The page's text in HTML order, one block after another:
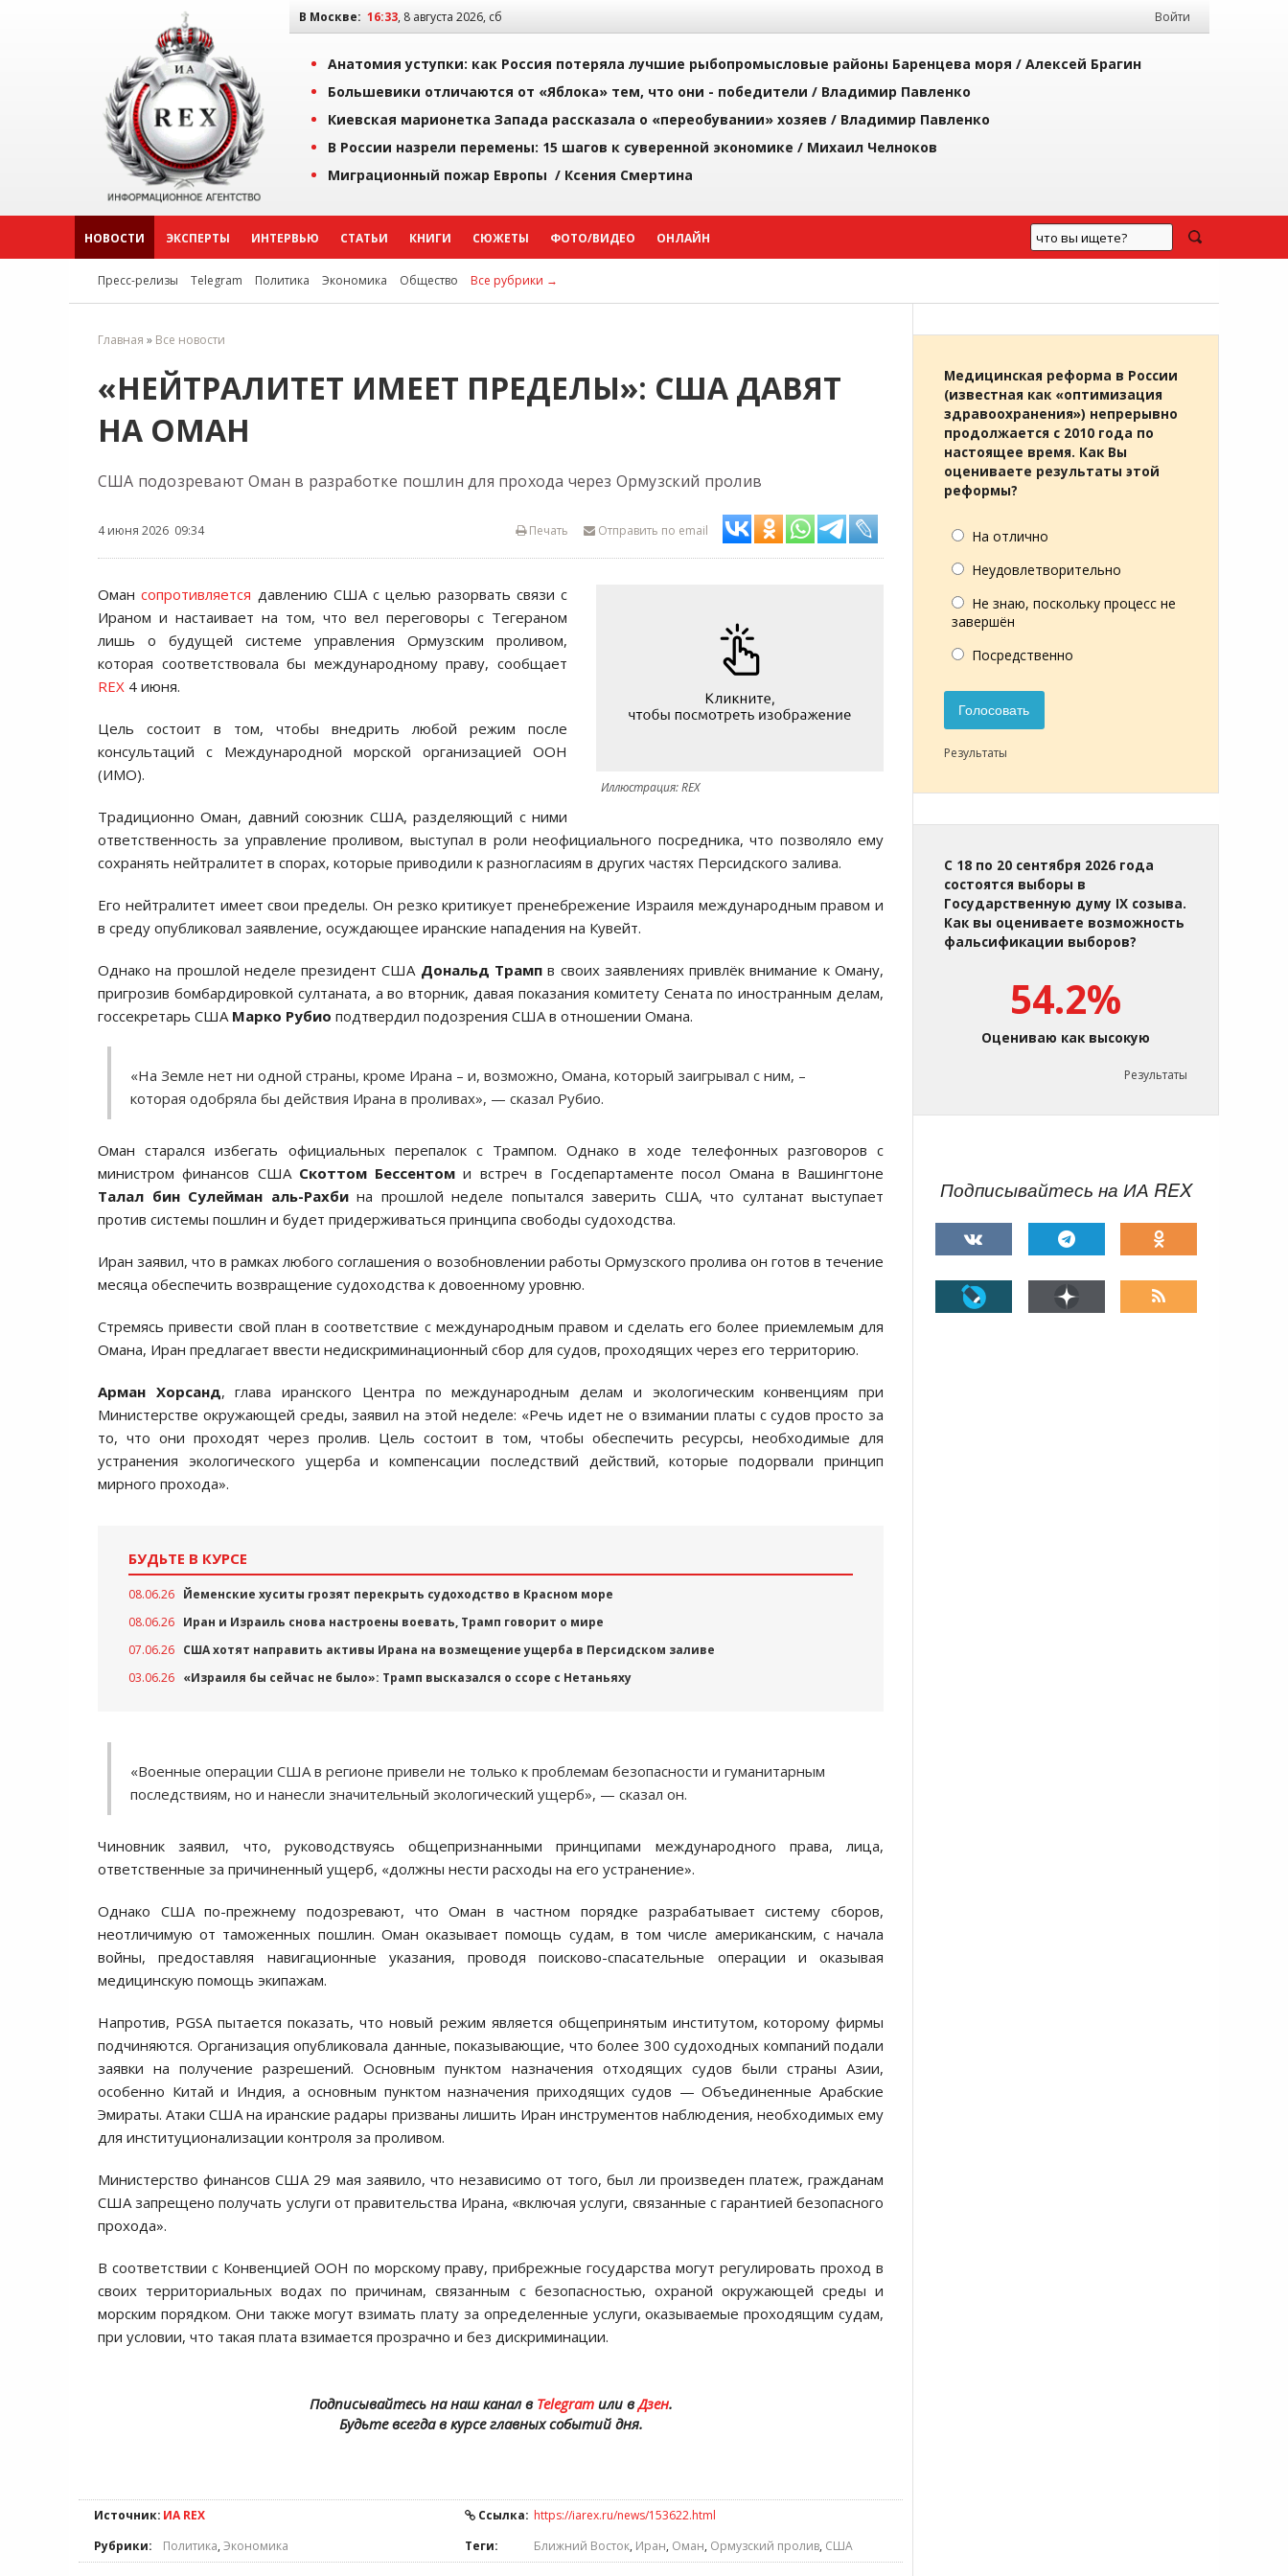
В Москве: 16:33, 8 августа 2026, сб Войти
Анатомия уступки: как Россия потеряла лучшие рыбопромысловые районы Баренцева моря / Алексей Брагин
Большевики отличаются от «Яблока» тем, что они - победители / Владимир Павленко
Киевская марионетка Запада рассказала о «переобувании» хозяев / Владимир Павленко
В России назрели перемены: 15 шагов к суверенной экономике / Михаил Челноков
Миграционный пожар Европы / Ксения Смертина
НОВОСТИ ЭКСПЕРТЫ ИНТЕРВЬЮ СТАТЬИ КНИГИ СЮЖЕТЫ ФОТО/ВИДЕО ОНЛАЙН
Пресс-релизы Telegram Политика Экономика Общество Все рубрики →
Главная » Все новости
«НЕЙТРАЛИТЕТ ИМЕЕТ ПРЕДЕЛЫ»: США ДАВЯТ
НА ОМАН
США подозревают Оман в разработке пошлин для прохода через Ормузский пролив
4 июня 2026 09:34 Отправить по email
Печать
Иллюстрация: REX
Омансопротивляется давлению США с целью разорвать связи с
Ираном и настаивает на том, что вел переговоры с Тегераном
лишь о будущей системе управления Ормузским проливом,
которая соответствовала бы международному праву, сообщает
REX 4 июня.
Цель состоит в том, чтобы внедрить любой режим после
консультаций с Международной морской организацией ООН
(ИМО).
Традиционно Оман, давний союзник США, разделяющий с ними
ответственность за управление проливом, выступал в роли неофициального посредника, что позволяло ему
сохранять нейтралитет в спорах, которые приводили к разногласиям в других частях Персидского залива.
Его нейтралитет имеет свои пределы. Он резко критикует пренебрежение Израиля международным правом и
в среду опубликовал заявление, осуждающее иранские нападения на Кувейт.
Однако на прошлой неделе президент США Дональд Трамп в своих заявлениях привлёк внимание к Оману,
пригрозив бомбардировкой султаната, а во вторник, давая показания комитету Сената по иностранным делам,
госсекретарь США Марко Рубио подтвердил подозрения США в отношении Омана.
«На Земле нет ни одной страны, кроме Ирана – и, возможно, Омана, который заигрывал с ним, –
которая одобряла бы действия Ирана в проливах», — сказал Рубио.
Оман старался избегать официальных перепалок с Трампом. Однако в ходе телефонных разговоров с
министром финансов США Скоттом Бессентом и встреч в Госдепартаменте посол Омана в Вашингтоне
Талал бин Сулейман аль-Рахбина прошлой неделе попытался заверить США, что султанат выступает
против системы пошлин и будет придерживаться принципа свободы судоходства.
Иран заявил, что в рамках любого соглашения о возобновлении работы Ормузского пролива он готов в течение
месяца обеспечить возвращение судоходства к довоенному уровню.
Стремясь привести свой план в соответствие с международным правом и сделать его более приемлемым для
Омана, Иран предлагает ввести недискриминационный сбор для судов, проходящих через его территорию.
Арман Хорсанд, глава иранского Центра по международным делам и экологическим конвенциям при
Министерстве окружающей среды, заявил на этой неделе: «Речь идет не о взимании платы с судов просто за
то, что они проходят через пролив. Цель состоит в том, чтобы обеспечить ресурсы, необходимые для
устранения экологического ущерба и компенсации последствий действий, которые подорвали принцип
мирного прохода».
БУДЬТЕ В КУРСЕ
08.06.26 Йеменские хуситы грозят перекрыть судоходство в Красном море
08.06.26 Иран и Израиль снова настроены воевать, Трамп говорит о мире
07.06.26 США хотят направить активы Ирана на возмещение ущерба в Персидском заливе
03.06.26 «Израиля бы сейчас не было»: Трамп высказался о ссоре с Нетаньяху
«Военные операции США в регионе привели не только к проблемам безопасности и гуманитарным
последствиям, но и нанесли значительный экологический ущерб», — сказал он.
Чиновник заявил, что, руководствуясь общепризнанными принципами международного права, лица,
ответственные за причиненный ущерб, «должны нести расходы на его устранение».
Однако США по-прежнему подозревают, что Оман в частном порядке разрабатывает систему сборов,
неотличимую от таможенных пошлин. Оман оказывает помощь судам, в том числе американским, с начала
войны, предоставляя навигационные указания, проводя поисково-спасательные операции и оказывая
медицинскую помощь экипажам.
Напротив, PGSA пытается показать, что новый режим является общепринятым институтом, которому фирмы
подчиняются. Организация опубликовала данные, показывающие, что более 300 судоходных компаний подали
заявки на получение разрешений. Основным пунктом назначения отходящих судов были страны Азии,
особенно Китай и Индия, а основным пунктом назначения приходящих судов — Объединенные Арабские
Эмираты. Атаки США на иранские радары призваны лишить Иран инструментов наблюдения, необходимых ему
для институционализации контроля за проливом.
Министерство финансов США 29 мая заявило, что независимо от того, был ли произведен платеж, гражданам
США запрещено получать услуги от правительства Ирана, «включая услуги, связанные с гарантией безопасного
прохода».
В соответствии с Конвенцией ООН по морскому праву, прибрежные государства могут регулировать проход в
своих территориальных водах по причинам, связанным с безопасностью, охраной окружающей среды и
морским порядком. Они также могут взимать плату за определенные услуги, оказываемые проходящим судам,
при условии, что такая плата взимается прозрачно и без дискриминации.
Подписывайтесь на наш канал в Telegramили вДзен.
Будьте всегда в курсе главных событий дня.
Источник: ИА REX Ссылка: https://iarex.ru/news/153622.html
Рубрики:
Политика, Экономика Теги: Ближний Восток, Иран, Оман, Ормузский пролив, США
Медицинская реформа в России
(известная как «оптимизация
здравоохранения») непрерывно
продолжается с 2010 года по
настоящее время. Как Вы
оцениваете результаты этой
реформы?
На отлично
Неудовлетворительно
Не знаю, поскольку процесс не
завершён
Посредственно
Голосовать
Результаты
С 18 по 20 сентября 2026 года
состоятся выборы в
Государственную думу IX созыва.
Как вы оцениваете возможность
фальсификации выборов?
54.2%
Оцениваю как высокую
Результаты
Подписывайтесь на ИА REX